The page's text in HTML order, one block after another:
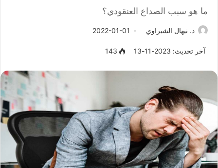
ما هو سبب الصداع العنقودي؟
د. نيهال الشبراوي 2022-01-01
آخر تحديث: 2023-11-13 143